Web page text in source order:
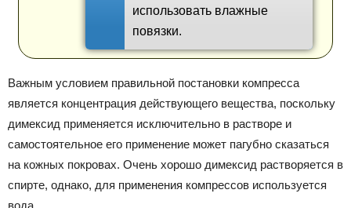
использовать влажные
повязки.
Важным условием правильной постановки компресса
является концентрация действующего вещества, поскольку
димексид применяется исключительно в растворе и
самостоятельное его применение может пагубно сказаться
на кожных покровах. Очень хорошо димексид растворяется в
спирте, однако, для применения компрессов используется
вода.